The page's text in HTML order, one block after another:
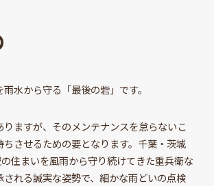
水から守る「最後の砦」です。
ますが、そのメンテナンスを怠らないこ
ちさせるための要となります。千葉・茨城
住まいを風雨から守り続けてきた重兵衛な
される誠実な姿勢で、細かな雨どいの点検